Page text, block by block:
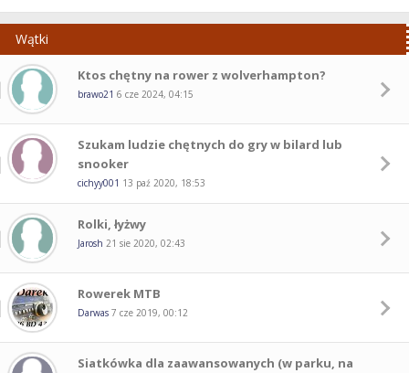
Wątki
Ktos chętny na rower z wolverhampton?
brawo21 6 cze 2024, 04:15
Szukam ludzie chętnych do gry w bilard lub
snooker
cichyy001 13 paź 2020, 18:53
Rolki, łyżwy
Jarosh 21 sie 2020, 02:43
Rowerek MTB
Darwas 7 cze 2019, 00:12
Siatkówka dla zaawansowanych (w parku, na